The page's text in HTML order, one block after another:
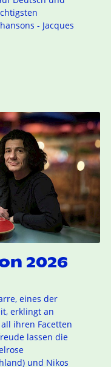
- Jacques
2026
eines der
erklingt an
ihren Facetten
lassen die
und Nikos